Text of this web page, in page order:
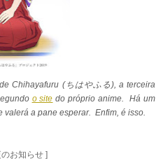
Chihayafuru (ちはやふる), a terceira
o site do próprio anime. Há um
valerá a pane esperar. Enfim, é isso.
お知らせ ]